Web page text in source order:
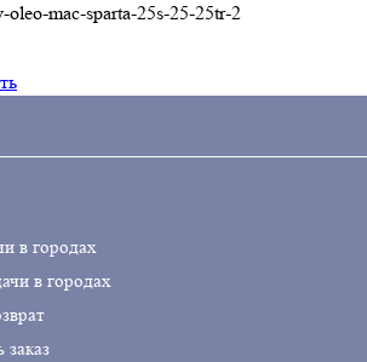
oleo-mac-sparta-25s-25-25tr-2
в городах
в городах